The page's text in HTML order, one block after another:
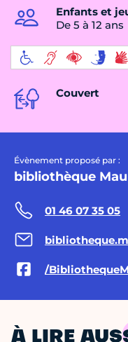
Enfants et
De 5 à 12 ans
Couvert
Évènement proposé par :
bibliothèque
01 46 07 35 05
/
À LIRE